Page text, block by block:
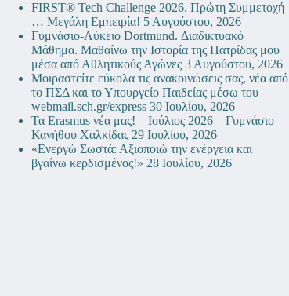
FIRST® Tech Challenge 2026. Πρώτη Συμμετοχή
… Μεγάλη Εμπειρία! 5 Αυγούστου, 2026
Γυμνάσιο-Λύκειο Dortmund. Διαδικτυακό
Μάθημα. Μαθαίνω την Ιστορία της Πατρίδας μου
μέσα από Αθλητικούς Αγώνες 3 Αυγούστου, 2026
Μοιραστείτε εύκολα τις ανακοινώσεις σας, νέα από
το ΠΣΔ και το Υπουργείο Παιδείας μέσω του
webmail.sch.gr/express 30 Ιουλίου, 2026
Τα Erasmus νέα μας! – Ιούλιος 2026 – Γυμνάσιο
Κανήθου Χαλκίδας 29 Ιουλίου, 2026
«Ενεργώ Σωστά: Αξιοποιώ την ενέργεια και
βγαίνω κερδισμένος!» 28 Ιουλίου, 2026